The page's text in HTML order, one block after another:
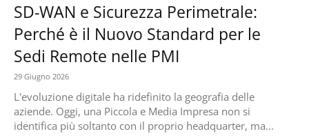
SD-WAN e Sicurezza Perimetrale:
Perché è il Nuovo Standard per le
Sedi Remote nelle PMI
29 Giugno 2026
L'evoluzione digitale ha ridefinito la geografia delle
aziende. Oggi, una Piccola e Media Impresa non si
identifica più soltanto con il proprio headquarter, ma...